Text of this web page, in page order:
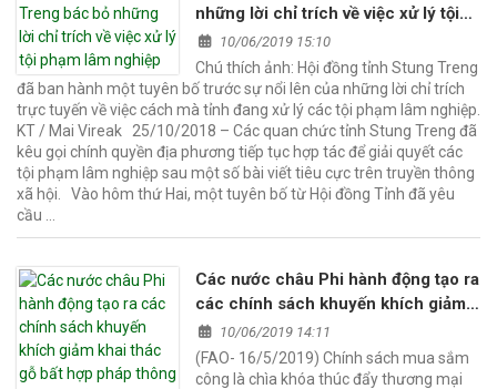
những lời chỉ trích về việc xử lý tội
phạm lâm nghiệp
10/06/2019 15:10
Chú thích ảnh: Hội đồng tỉnh Stung Treng
đã ban hành một tuyên bố trước sự nổi lên của những lời chỉ trích
trực tuyến về việc cách mà tỉnh đang xử lý các tội phạm lâm nghiệp.
KT / Mai Vireak 25/10/2018 – Các quan chức tỉnh Stung Treng đã
kêu gọi chính quyền địa phương tiếp tục hợp tác để giải quyết các
tội phạm lâm nghiệp sau một số bài viết tiêu cực trên truyền thông
xã hội. Vào hôm thứ Hai, một tuyên bố từ Hội đồng Tỉnh đã yêu
cầu …
Các nước châu Phi hành động tạo ra
các chính sách khuyến khích giảm
khai thác gỗ bất hợp pháp thông qua
nhu cầu thị trường trong nước
10/06/2019 14:11
(FAO- 16/5/2019) Chính sách mua sắm
công là chìa khóa thúc đẩy thương mại